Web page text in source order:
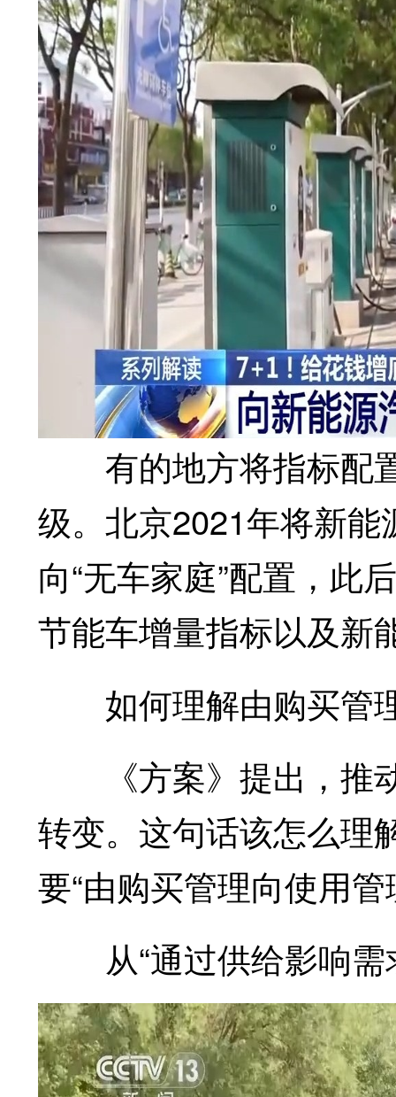
有的地方将指标配
级。北京2021年将新
向“无车家庭”配置，此
节能车增量指标以及新
如何理解由购买管
《方案》提出，推
转变。这句话该怎么理
要“由购买管理向使用
从“通过供给影响需